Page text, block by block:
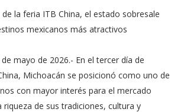
de la feria ITB China, el estado sobresale
mexicanos más atractivos
mayo de 2026.- En el tercer día de
Michoacán se posicionó como uno de
con mayor interés para el mercado
riqueza de sus tradiciones, cultura y